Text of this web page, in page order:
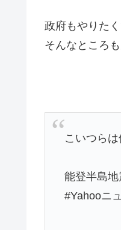
政府もやりた
そんなところ
こいつら
能登半島
#Yahooニ